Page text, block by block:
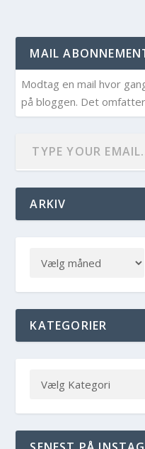
MAIL
Modtag en mail hvor
på bloggen. Det
ARKIV
KATEGORIER